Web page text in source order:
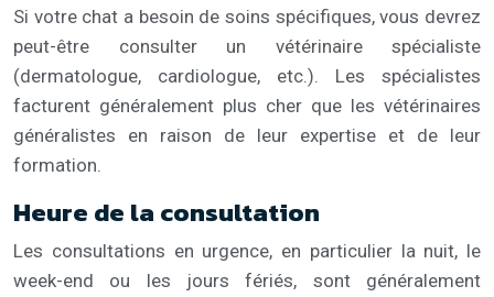
Si votre chat a besoin de soins spécifiques, vous devrez
peut-être consulter un vétérinaire spécialiste
(dermatologue, cardiologue, etc.). Les spécialistes
facturent généralement plus cher que les vétérinaires
généralistes en raison de leur expertise et de leur
formation.
Heure de la consultation
Les consultations en urgence, en particulier la nuit, le
week-end ou les jours fériés, sont généralement